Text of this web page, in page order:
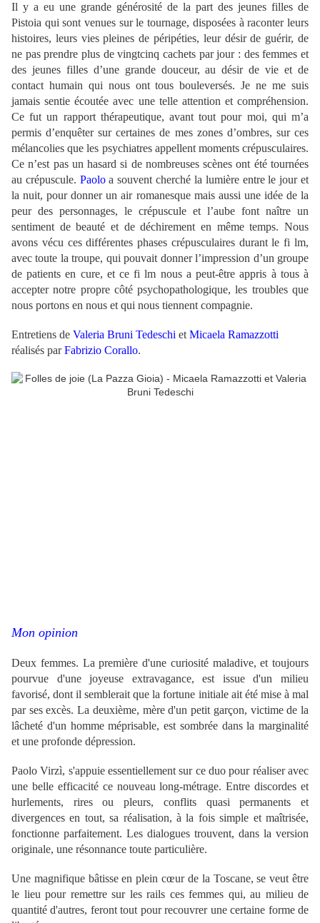
Il y a eu une grande générosité de la part des jeunes filles de
Pistoia qui sont venues sur le tournage, disposées à raconter leurs
histoires, leurs vies pleines de péripéties, leur désir de guérir, de
ne pas prendre plus de vingtcinq cachets par jour : des femmes et
des jeunes filles d’une grande douceur, au désir de vie et de
contact humain qui nous ont tous bouleversés. Je ne me suis
jamais sentie écoutée avec une telle attention et compréhension.
Ce fut un rapport thérapeutique, avant tout pour moi, qui m’a
permis d’enquêter sur certaines de mes zones d’ombres, sur ces
mélancolies que les psychiatres appellent moments crépusculaires.
Ce n’est pas un hasard si de nombreuses scènes ont été tournées
au crépuscule. Paoloa souvent cherché la lumière entre le jour et
la nuit, pour donner un air romanesque mais aussi une idée de la
peur des personnages, le crépuscule et l’aube font naître un
sentiment de beauté et de déchirement en même temps. Nous
avons vécu ces différentes phases crépusculaires durant le fi lm,
avec toute la troupe, qui pouvait donner l’impression d’un groupe
de patients en cure, et ce fi lm nous a peut-être appris à tous à
accepter notre propre côté psychopathologique, les troubles que
nous portons en nous et qui nous tiennent compagnie.
Entretiens de Valeria Bruni Tedeschi et Micaela Ramazzotti
réalisés parFabrizio Corallo.
Mon opinion
Deux femmes. La première d'une curiosité maladive, et toujours
pourvue d'une joyeuse extravagance, est issue d'un milieu
favorisé, dont il semblerait que la fortune initiale ait été mise à mal
par ses excès. La deuxième, mère d'un petit garçon, victime de la
lâcheté d'un homme méprisable, est sombrée dans la marginalité
et une profonde dépression.
Paolo Virzì, s'appuie essentiellement sur ce duo pour réaliser avec
une belle efficacité ce nouveau long-métrage. Entre discordes et
hurlements, rires ou pleurs, conflits quasi permanents et
divergences en tout, sa réalisation, à la fois simple et maîtrisée,
fonctionne parfaitement. Les dialogues trouvent, dans la version
originale, une résonnance toute particulière.
Une magnifique bâtisse en plein cœur de la Toscane, se veut être
le lieu pour remettre sur les rails ces femmes qui, au milieu de
quantité d'autres, feront tout pour recouvrer une certaine forme de